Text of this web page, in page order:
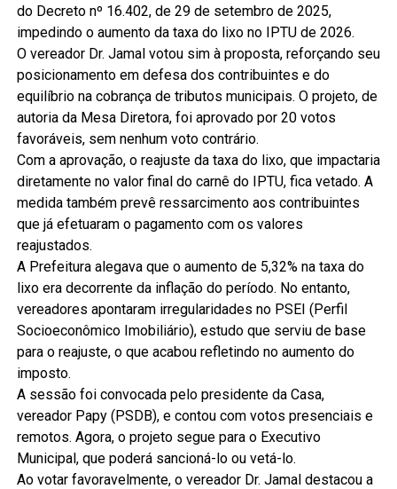
do Decreto nº 16.402, de 29 de setembro de 2025,
impedindo o aumento da taxa do lixo no IPTU de 2026.
O vereador Dr. Jamal votou sim à proposta, reforçando seu
posicionamento em defesa dos contribuintes e do
equilíbrio na cobrança de tributos municipais. O projeto, de
autoria da Mesa Diretora, foi aprovado por 20 votos
favoráveis, sem nenhum voto contrário.
Com a aprovação, o reajuste da taxa do lixo, que impactaria
diretamente no valor final do carnê do IPTU, fica vetado. A
medida também prevê ressarcimento aos contribuintes
que já efetuaram o pagamento com os valores
reajustados.
A Prefeitura alegava que o aumento de 5,32% na taxa do
lixo era decorrente da inflação do período. No entanto,
vereadores apontaram irregularidades no PSEI (Perfil
Socioeconômico Imobiliário), estudo que serviu de base
para o reajuste, o que acabou refletindo no aumento do
imposto.
A sessão foi convocada pelo presidente da Casa,
vereador Papy (PSDB), e contou com votos presenciais e
remotos. Agora, o projeto segue para o Executivo
Municipal, que poderá sancioná-lo ou vetá-lo.
Ao votar favoravelmente, o vereador Dr. Jamal destacou a